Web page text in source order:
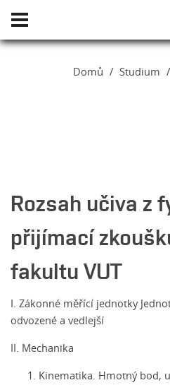
Domů Studium
Rozsah učiva z
přijímací
fakultu VUT
I. Zákonné měřící jednotky
odvozené a vedlejší
II. Mechanika
Kinematika. Hmotný bod,